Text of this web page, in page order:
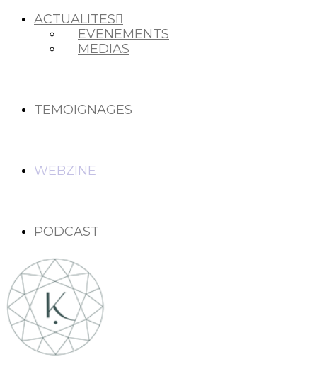
ACTUALITES
EVENEMENTS
MEDIAS
TEMOIGNAGES
WEBZINE
PODCAST